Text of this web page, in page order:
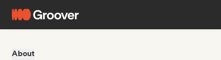
About